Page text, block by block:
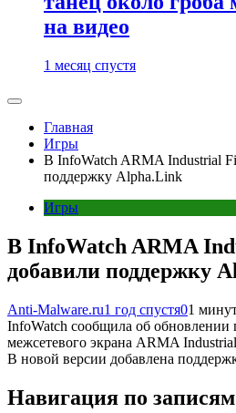
на видео
1 месяц спустя
Главная
Игры
В InfoWatch ARMA Industrial
поддержку Alpha.Link
Игры
В InfoWatch ARMA
добавили поддержку
Anti-Malware.ru1 год спустя01
InfoWatch сообщила об
межсетевого экрана ARMA
В новой версии добавлена
Навигация по записям